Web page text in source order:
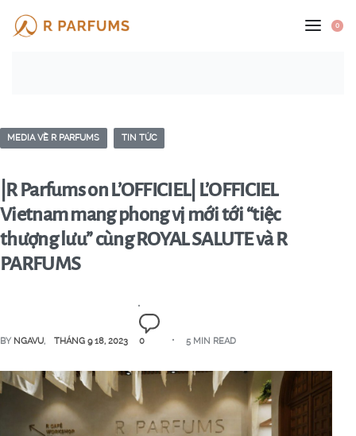
0
MEDIA VỀ R PARFUMS TIN TỨC
|R Parfums on L’OFFICIEL| L’OFFICIEL
Vietnam mang phong vị mới tới “tiệc
thượng lưu” cùng ROYAL SALUTE và R
PARFUMS
BY NGAVU THÁNG 9 18, 2023 0 5 MIN READ